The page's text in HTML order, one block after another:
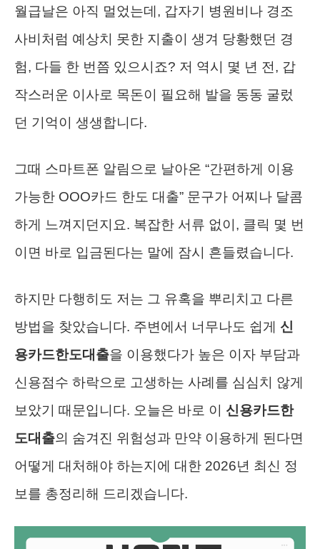
월급날은 아직 멀었는데, 갑자기 병원비나 경조
사비처럼 예상치 못한 지출이 생겨 당황했던 경
험, 다들 한 번쯤 있으시죠? 저 역시 몇 년 전, 갑
작스러운 이사로 목돈이 필요해 발을 동동 굴렀
던 기억이 생생합니다.
그때 스마트폰 알림으로 날아온 “간편하게 이용
가능한 OOO카드 한도 대출” 문구가 어찌나 달콤
하게 느껴지던지요. 복잡한 서류 없이, 클릭 몇 번
이면 바로 입금된다는 말에 잠시 흔들렸습니다.
하지만 다행히도 저는 그 유혹을 뿌리치고 다른
방법을 찾았습니다. 주변에서 너무나도 쉽게 신
용카드한도대출을 이용했다가 높은 이자 부담과
신용점수 하락으로 고생하는 사례를 심심치 않게
보았기 때문입니다. 오늘은 바로 이 신용카드한
도대출의 숨겨진 위험성과 만약 이용하게 된다면
어떻게 대처해야 하는지에 대한 2026년 최신 정
보를 총정리해 드리겠습니다.